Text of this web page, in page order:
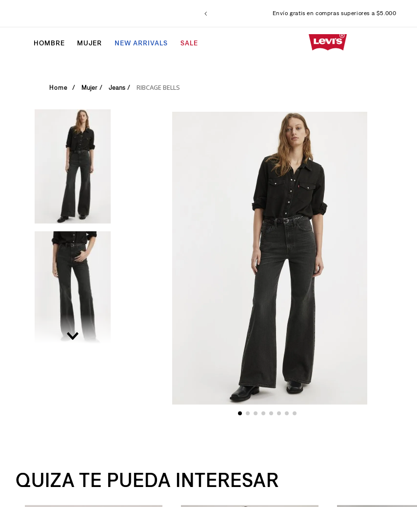
Envío gratis en compras superiores a $5.000
HOMBRE MUJER NEW ARRIVALS SALE
Mujer Jeans RIBCAGE BELLS
QUIZA TE PUEDA INTERESAR